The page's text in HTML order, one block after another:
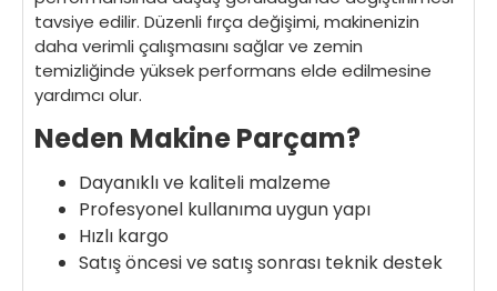
tavsiye edilir. Düzenli fırça değişimi, makinenizin
daha verimli çalışmasını sağlar ve zemin
temizliğinde yüksek performans elde edilmesine
yardımcı olur.
Neden Makine Parçam?
Dayanıklı ve kaliteli malzeme
Profesyonel kullanıma uygun yapı
Hızlı kargo
Satış öncesi ve satış sonrası teknik destek